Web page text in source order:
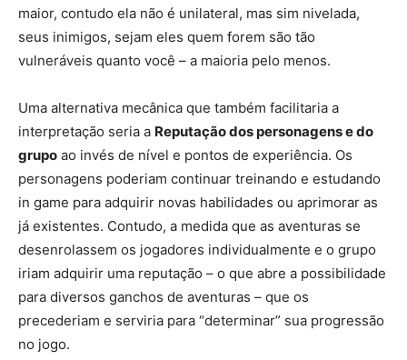
maior, contudo ela não é unilateral, mas sim nivelada,
seus inimigos, sejam eles quem forem são tão
vulneráveis quanto você – a maioria pelo menos.
Uma alternativa mecânica que também facilitaria a
interpretação seria a Reputação dos personagens e do
grupo ao invés de nível e pontos de experiência. Os
personagens poderiam continuar treinando e estudando
in game para adquirir novas habilidades ou aprimorar as
já existentes. Contudo, a medida que as aventuras se
desenrolassem os jogadores individualmente e o grupo
iriam adquirir uma reputação – o que abre a possibilidade
para diversos ganchos de aventuras – que os
precederiam e serviria para “determinar” sua progressão
no jogo.